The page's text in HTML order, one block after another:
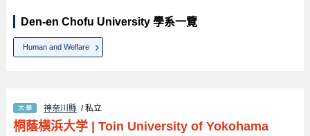
Den-en Chofu University 學系一覽
Human and Welfare
神奈川縣 / 私立
桐蔭横浜大学| Toin University of Yokohama